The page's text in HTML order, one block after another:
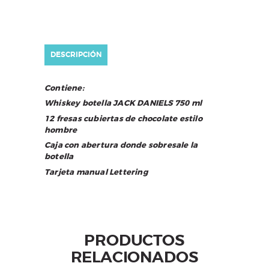
DESCRIPCIÓN
Contiene:
Whiskey botella JACK DANIELS 750 ml
12 fresas cubiertas de chocolate estilo
hombre
Caja con abertura donde sobresale la
botella
Tarjeta manual Lettering
PRODUCTOS
RELACIONADOS